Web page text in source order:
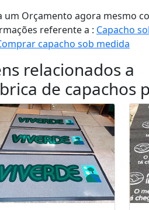
um Orçamento agora mesmo
referente a : Capacho
capacho sob medida
relacionados a
de capachos